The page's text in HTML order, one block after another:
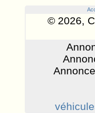
© 2026,